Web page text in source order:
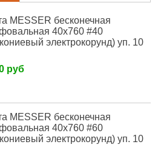
MESSER бесконечная
40х760 #40
электрокорунд) уп. 10
руб
MESSER бесконечная
40х760 #60
электрокорунд) уп. 10